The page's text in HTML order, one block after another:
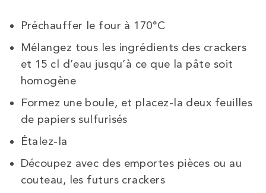
Préchauffer le four à 170°C
Mélangez tous les ingrédients des crackers
et 15 cl d’eau jusqu’à ce que la pâte soit
homogène
Formez une boule, et placez-la deux feuilles
de papiers sulfurisés
Étalez-la
Découpez avec des emportes pièces ou au
couteau, les futurs crackers